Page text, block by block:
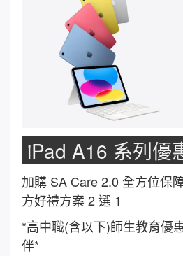
iPad A16 系列優
加購 SA Care 2.0 全方位保
方好禮方案 2 選 1
*高中職(含以下)師生教育優
伴*